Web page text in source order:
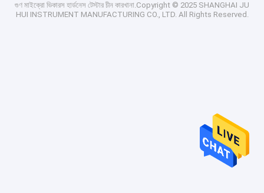
গুণ মাইক্রো ভিকারস হার্ডনেস টেস্টার চীন কারখানা.Copyright © 2025 SHANGHAI JU
HUI INSTRUMENT MANUFACTURING CO., LTD. All Rights Reserved.